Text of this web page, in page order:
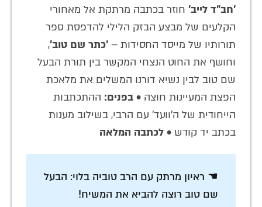
'חב"ד לייב' חוזר בכתבה מרתקת אל מאחורי
הקלעים של מבצע הבזק הלילי להדפסת ספר
תורותיו של מייסד החסידות – 'כתר שם טוב',
וחושף את החוט הנצחי המקשר בין תורת הבעל
שם טוב לבין נשיא דורנו המשלים את מלאכת
הפצת המעיינות חוצה • בפנים: ההתכתבות
הייחודית של ה'וועד' עם הרבי, בשילוב מענות
בכתב יד קודש • לכתבה המלאה
☚ ראיון מרתק עם הרב טוביה בלוי: הבעל
שם טוב רוצה להביא את המשיח!